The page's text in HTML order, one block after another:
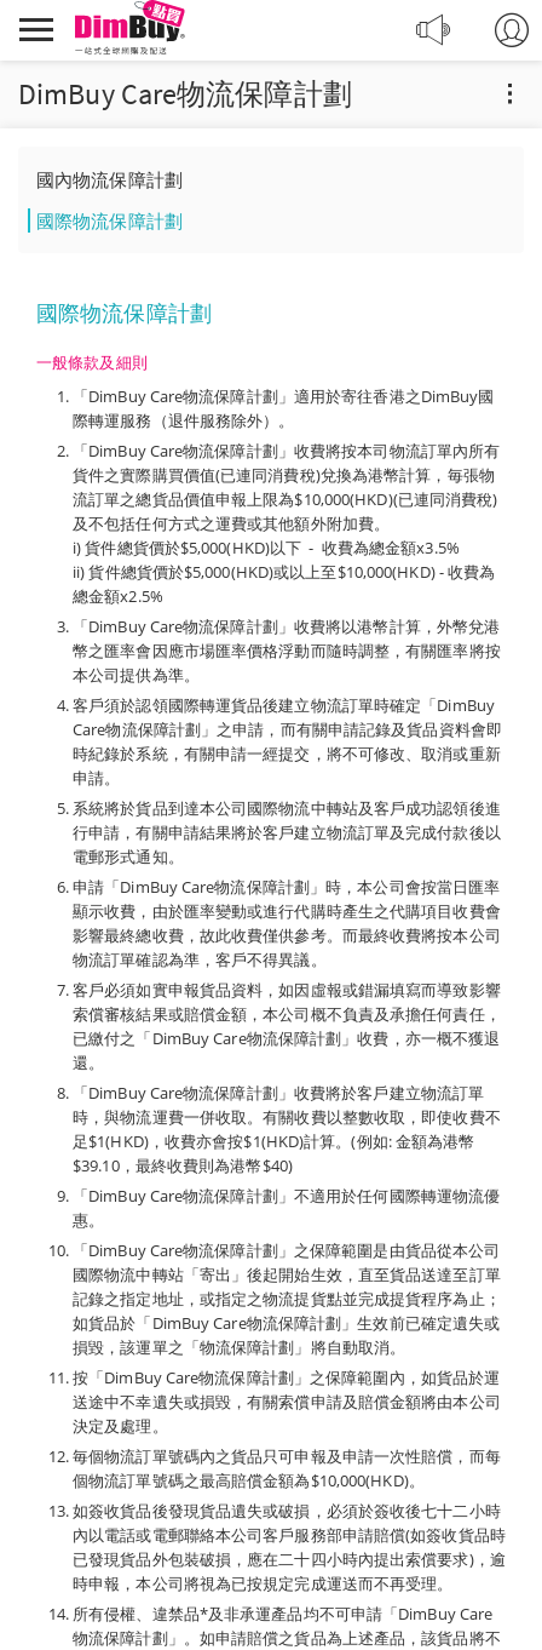
轉
運,
購,
Dimbuy
導
DimBuy Care物流保障計劃
國內物流保障計劃
國際物流保障計劃
國際物流保障計劃
一般條款及細則
「DimBuy Care物流保障計劃」適用於寄往香港之DimBuy國
際轉運服務（退件服務除外）。
「DimBuy Care物流保障計劃」收費將按本司物流訂單內所有
貨件之實際購買價值(已連同消費稅)兌換為港幣計算，毎張物
流訂單之總貨品價值申報上限為$10,000(HKD)(已連同消費稅)
及不包括任何方式之運費或其他額外附加費。
i) 貨件總貨價於$5,000(HKD)以下 - 收費為總金額x3.5%
ii) 貨件總貨價於$5,000(HKD)或以上至$10,000(HKD) - 收費為
總金額x2.5%
「DimBuy Care物流保障計劃」收費將以港幣計算，外幣兌港
幣之匯率會因應市場匯率價格浮動而隨時調整，有關匯率將按
本公司提供為準。
客戶須於認領國際轉運貨品後建立物流訂單時確定「DimBuy
Care物流保障計劃」之申請，而有關申請記錄及貨品資料會即
時紀錄於系統，有關申請一經提交，將不可修改、取消或重新
申請。
系統將於貨品到達本公司國際物流中轉站及客戶成功認領後進
行申請，有關申請結果將於客戶建立物流訂單及完成付款後以
電郵形式通知。
申請「DimBuy Care物流保障計劃」時，本公司會按當日匯率
顯示收費，由於匯率變動或進行代購時產生之代購項目收費會
影響最終總收費，故此收費僅供參考。而最終收費將按本公司
物流訂單確認為準，客戶不得異議。
客戶必須如實申報貨品資料，如因虛報或錯漏填寫而導致影響
索償審核結果或賠償金額，本公司概不負責及承擔任何責任，
已繳付之「DimBuy Care物流保障計劃」收費，亦一概不獲退
還。
「DimBuy Care物流保障計劃」收費將於客戶建立物流訂單
時，與物流運費一併收取。有關收費以整數收取，即使收費不
足$1(HKD)，收費亦會按$1(HKD)計算。(例如: 金額為港幣
$39.10，最終收費則為港幣$40)
「DimBuy Care物流保障計劃」不適用於任何國際轉運物流優
惠。
「DimBuy Care物流保障計劃」之保障範圍是由貨品從本公司
國際物流中轉站「寄出」後起開始生效，直至貨品送達至訂單
記錄之指定地址，或指定之物流提貨點並完成提貨程序為止；
如貨品於「DimBuy Care物流保障計劃」生效前已確定遺失或
損毀，該運單之「物流保障計劃」將自動取消。
按「DimBuy Care物流保障計劃」之保障範圍內，如貨品於運
送途中不幸遺失或損毀，有關索償申請及賠償金額將由本公司
決定及處理。
毎個物流訂單號碼內之貨品只可申報及申請一次性賠償，而每
個物流訂單號碼之最高賠償金額為$10,000(HKD)。
如簽收貨品後發現貨品遺失或破損，必須於簽收後七十二小時
內以電話或電郵聯絡本公司客戶服務部申請賠償(如簽收貨品時
已發現貨品外包裝破損，應在二十四小時內提出索償要求)，逾
時申報，本公司將視為已按規定完成運送而不再受理。
所有侵權、違禁品*及非承運產品均不可申請「DimBuy Care
物流保障計劃」。如申請賠償之貨品為上述產品，該貨品將不